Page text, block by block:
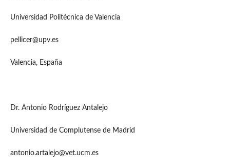
Universidad Politécnica de Valencia
pellicer@upv.es
Valencia, España
Dr. Antonio Rodríguez Antalejo
Universidad de Complutense de Madrid
antonio.artalejo@vet.ucm.es